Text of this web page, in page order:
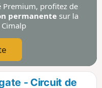
Premium, profitez de
permanente sur la
- Circuit de